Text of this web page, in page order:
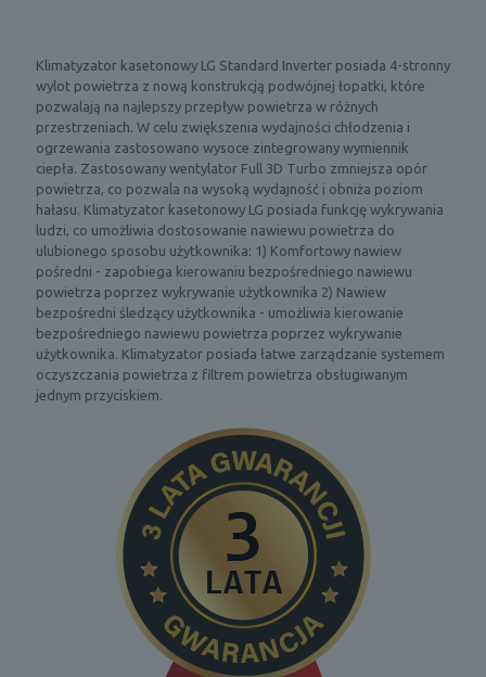
Klimatyzator kasetonowy LG Standard Inverter posiada 4-stronny
wylot powietrza z nową konstrukcją podwójnej łopatki, które
pozwalają na najlepszy przepływ powietrza w różnych
przestrzeniach. W celu zwiększenia wydajności chłodzenia i
ogrzewania zastosowano wysoce zintegrowany wymiennik
ciepła. Zastosowany wentylator Full 3D Turbo zmniejsza opór
powietrza, co pozwala na wysoką wydajność i obniża poziom
hałasu. Klimatyzator kasetonowy LG posiada funkcję wykrywania
ludzi, co umożliwia dostosowanie nawiewu powietrza do
ulubionego sposobu użytkownika: 1) Komfortowy nawiew
pośredni - zapobiega kierowaniu bezpośredniego nawiewu
powietrza poprzez wykrywanie użytkownika 2) Nawiew
bezpośredni śledzący użytkownika - umożliwia kierowanie
bezpośredniego nawiewu powietrza poprzez wykrywanie
użytkownika. Klimatyzator posiada łatwe zarządzanie systemem
oczyszczania powietrza z filtrem powietrza obsługiwanym
jednym przyciskiem.